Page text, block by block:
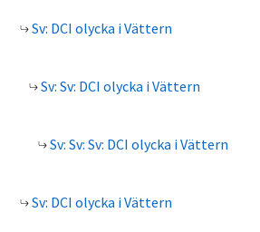
Sv: DCI olycka i Vättern
Sv: Sv: DCI olycka i Vättern
Sv: Sv: Sv: DCI olycka i Vättern
Sv: DCI olycka i Vättern